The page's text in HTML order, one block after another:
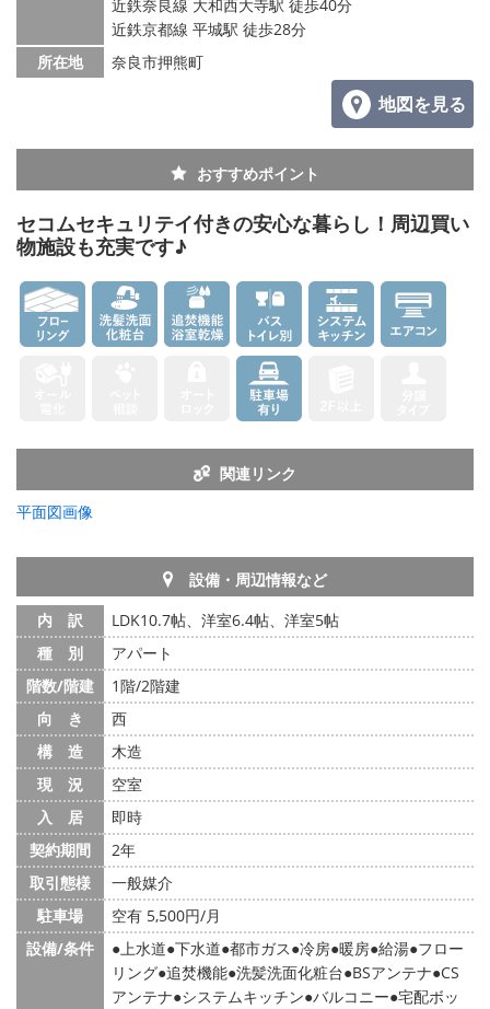
近鉄奈良線 大和西大寺駅 徒歩40分
近鉄京都線 平城駅 徒歩28分
所在地
奈良市押熊町
地図を見る
おすすめポイント
セコムセキュリテイ付きの安心な暮らし！周辺買い
物施設も充実です♪
関連リンク
平面図画像
設備・周辺情報など
内 訳
LDK10.7帖、洋室6.4帖、洋室5帖
種 別
アパート
階数/階建
1階/2階建
向 き
西
構 造
木造
現 況
空室
入 居
即時
契約期間
2年
取引態様
一般媒介
駐車場
空有 5,500円/月
設備/条件
上水道 下水道 都市ガス 冷房 暖房 給湯 フロー
リング 追焚機能 洗髪洗面化粧台 BSアンテナ CS
アンテナ システムキッチン バルコニー 宅配ボッ